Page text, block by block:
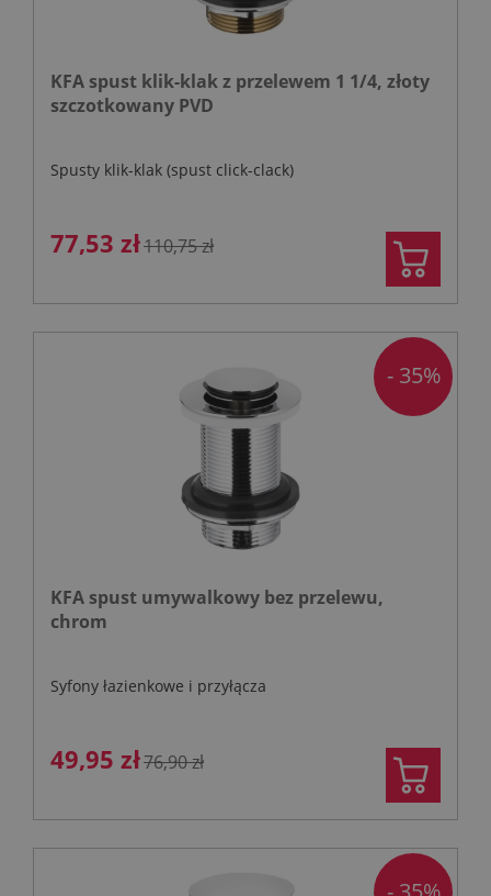
KFA spust klik-klak z przelewem 1 1/4, złoty
szczotkowany PVD
Spusty klik-klak (spust click-clack)
77,53 zł110,75 zł
KFA spust umywalkowy bez przelewu,
chrom
Syfony łazienkowe i przyłącza
49,95 zł76,90 zł
- 35%